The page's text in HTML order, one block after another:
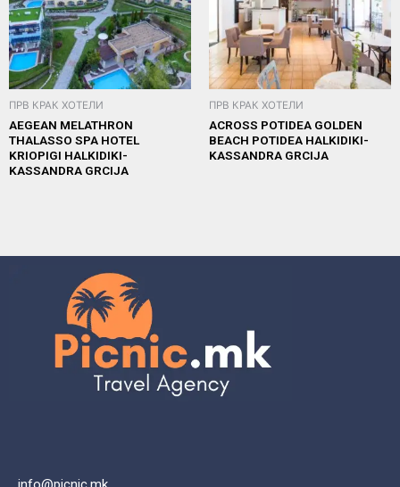
ПРВ КРАК ХОТЕЛИ
AEGEAN MELATHRON
THALASSO SPA HOTEL
KRIOPIGI HALKIDIKI-
KASSANDRA GRCIJA
ПРВ КРАК ХОТЕЛИ
ACROSS POTIDEA GOLDEN
BEACH POTIDEA HALKIDIKI-
KASSANDRA GRCIJA